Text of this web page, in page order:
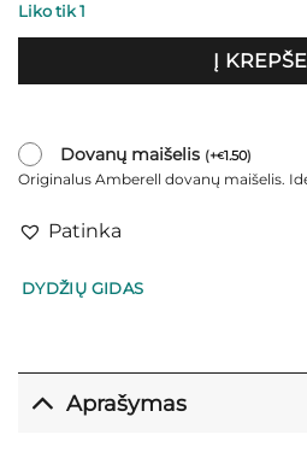
Liko tik 1
Į
Dovanų maišelis (+€1.50)
Originalus Amberell dovanų maišelis.
Patinka
DYDŽIŲ GIDAS
Aprašymas